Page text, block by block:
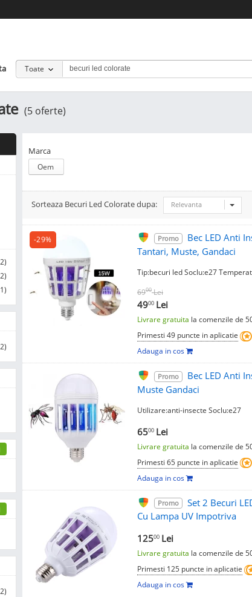
Toate
(5 oferte)
Marca
Oem
Sorteaza Becuri Led Colorate dupa: Relevanta
-29% Promo
Bec LED Anti
Tantari, Muste, Gandaci
Tip:becuri led Soclu:e27
6900 Lei
4900 Lei
Livrare gratuita la comenzile de
Primesti 49 puncte in aplicatie
Adauga in cos
Promo
Bec LED Anti
Muste Gandaci
Utilizare:anti-insecte Soclu:e27
6500 Lei
Livrare gratuita la comenzile de
Primesti 65 puncte in aplicatie
Adauga in cos
Promo
Set 2 Becuri
Cu Lampa UV Impotriva
12500 Lei
Livrare gratuita la comenzile de
Primesti 125 puncte in aplicatie
Adauga in cos